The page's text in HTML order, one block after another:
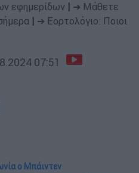
εφημερίδων
➔ Μάθετε
➔ Εορτολόγιο: Ποιοι
07:51
ο Μπάιντεν